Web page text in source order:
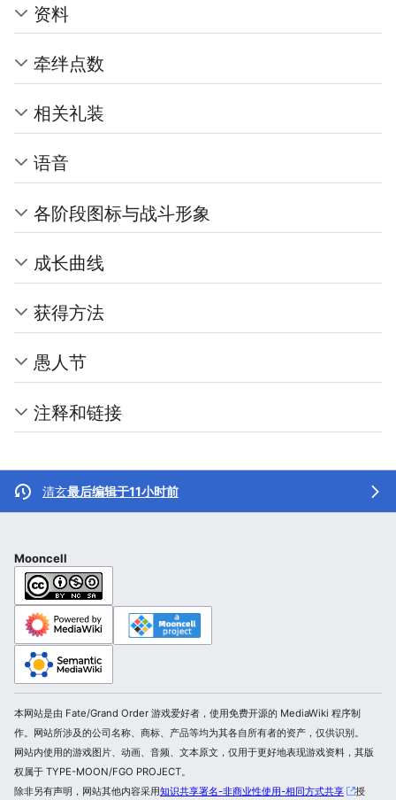
资料
牵绊点数
相关礼装
语音
各阶段图标与战斗形象
成长曲线
获得方法
愚人节
注释和链接
清玄最后编辑于11小时前
Mooncell
本网站是由 Fate/Grand Order 游戏爱好者，使用免费开源的 MediaWiki 程序制
作。网站所涉及的公司名称、商标、产品等均为其各自所有者的资产，仅供识别。
网站内使用的游戏图片、动画、音频、文本原文，仅用于更好地表现游戏资料，其版
权属于 TYPE-MOON/FGO PROJECT。
除非另有声明，网站其他内容采用知识共享署名-非商业性使用-相同方式共享 授